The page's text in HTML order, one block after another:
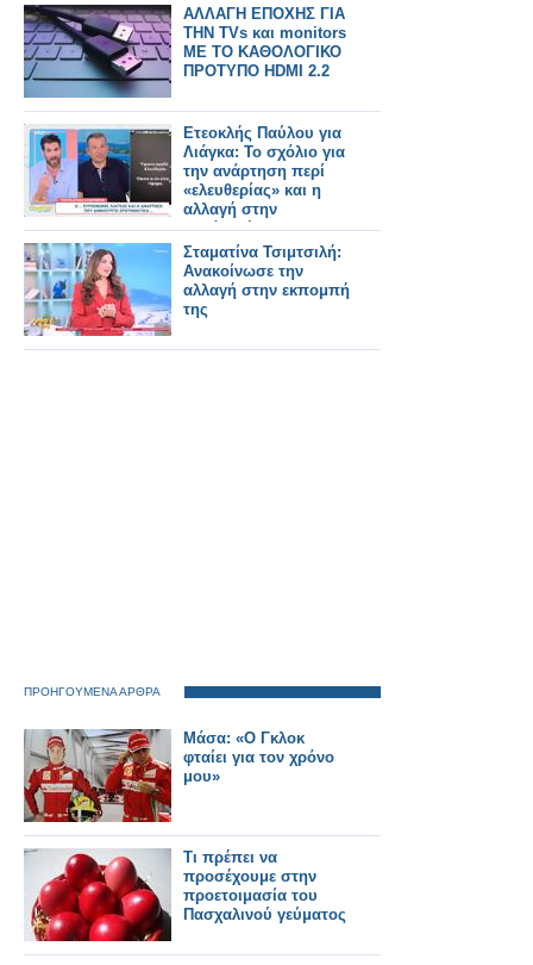
ΑΛΛΑΓΗ ΕΠΟΧΗΣ ΓΙΑ
ΤΗΝ TVs και monitors
ΜΕ ΤΟ ΚΑΘΟΛΟΓΙΚΟ
ΠΡΟΤΥΠΟ HDMI 2.2
Ετεοκλής Παύλου για
Λιάγκα: Το σχόλιο για
την ανάρτηση περί
«ελευθερίας» και η
αλλαγή στην
εμφάνισή του
Σταματίνα Τσιμτσιλή:
Aνακοίνωσε την
αλλαγή στην εκπομπή
της
ΠΡΟΗΓΟΥΜΕΝΑ ΑΡΘΡΑ
Μάσα: «Ο Γκλοκ
φταίει για τον χρόνο
μου»
Τι πρέπει να
προσέχουμε στην
προετοιμασία του
Πασχαλινού γεύματος